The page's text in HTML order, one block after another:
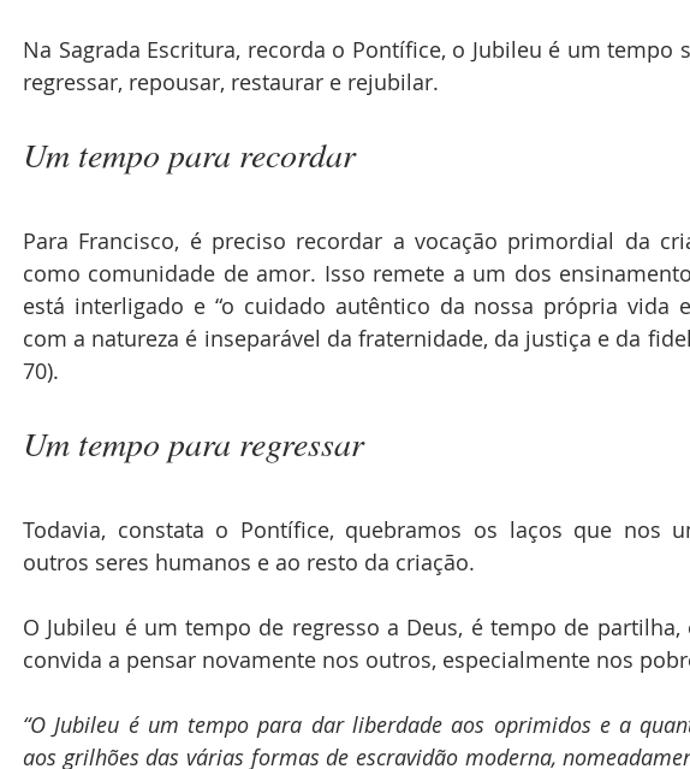
Na Sagrada Escritura, recorda o Pontífice, o Jubileu é um tempo
regressar, repousar, restaurar e rejubilar.
Um tempo para recordar
Para Francisco, é preciso recordar a vocação primordial da
como comunidade de amor. Isso remete a um dos
está interligado e “o cuidado autêntico da nossa própria vida
com a natureza é inseparável da fraternidade, da justiça e da
70).
Um tempo para regressar
Todavia, constata o Pontífice, quebramos os laços que nos
outros seres humanos e ao resto da criação.
O Jubileu é um tempo de regresso a Deus, é tempo de partilha,
convida a pensar novamente nos outros, especialmente nos
“O Jubileu é um tempo para dar liberdade aos oprimidos e a
aos grilhões das várias formas de escravidão moderna,